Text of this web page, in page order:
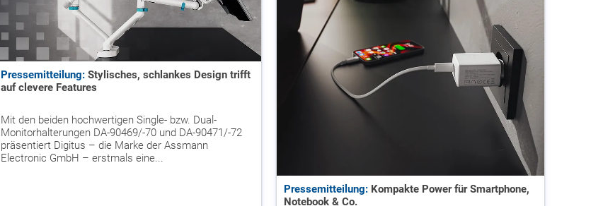
Pressemitteilung: Stylisches, schlankes Design trifft
auf clevere Features
Mit den beiden hochwertigen Single- bzw. Dual-
Monitorhalterungen DA-90469/-70 und DA-90471/-72
präsentiert Digitus – die Marke der Assmann
Electronic GmbH – erstmals eine...
Pressemitteilung: Kompakte Power für Smartphone,
Notebook & Co.